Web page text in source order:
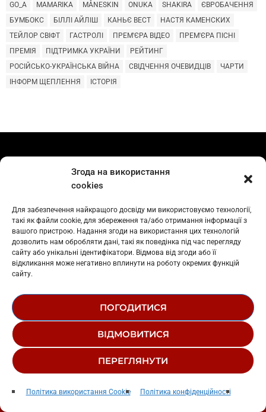
Згода на використання
cookies
Для забезпечення найкращого досвіду ми використовуємо технології,
такі як файли cookie, для збереження та/або отримання інформації з
вашого пристрою. Надання згоди на використання цих технологій
дозволить нам обробляти дані, такі як поведінка під час перегляду
сайту або унікальні ідентифікатори. Відмова від згоди або її
відкликання може негативно вплинути на роботу окремих функцій
сайту.
ПОГОДИТИСЯ
ВІДМОВИТИСЯ
ПЕРЕГЛЯНУТИ
Політика використання Cookie Політика конфіденційності
play_arrow
GO_A
MAMARIKA MÅNESKIN ONUKA SHAKIRA
ЄВРОБАЧЕННЯ
БУМБОКС
БІЛЛІ АЙЛІШ КАНЬЄ ВЕСТ
НАСТЯ КАМЕНСКИХ
ТЕЙЛОР СВІФТ
ГАСТРОЛІ ПРЕМ'ЄРА ВІДЕО
ПРЕМ'ЄРА ПІСНІ
ПРЕМІЯ
ПІДТРИМКА УКРАЇНИ
РЕЙТИНГ
РОСІЙСЬКО-УКРАЇНСЬКА ВІЙНА
СВІДЧЕННЯ ОЧЕВИДЦІВ
ЧАРТИ
ІНФОРМ ЩЕПЛЕННЯ
ІСТОРІЯ
СЛУХАЙ ТАК, ЯК ТОБІ ЗРУЧНІШЕ